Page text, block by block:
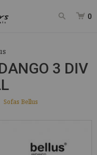
0
3 DIV
Sofas Bellus